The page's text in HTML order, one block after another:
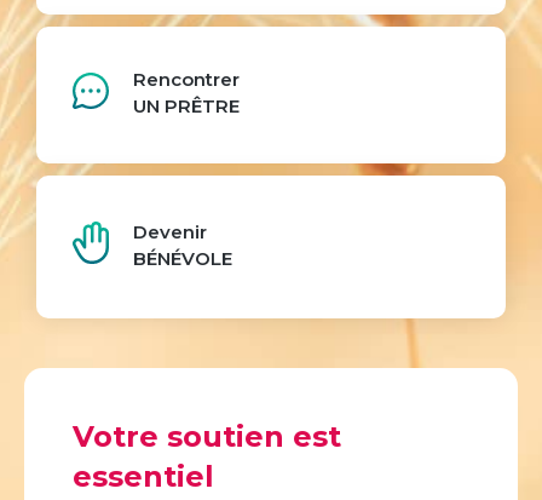
Rencontrer
UN PRÊTRE
Devenir
BÉNÉVOLE
Votre soutien est
essentiel